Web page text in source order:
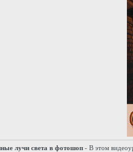
лучи света в фотошоп - В этом